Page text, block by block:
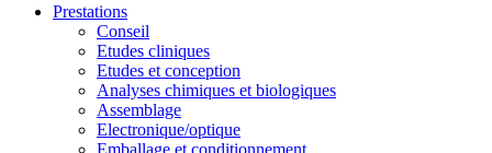
Prestations
Conseil
Etudes cliniques
Etudes et conception
Analyses chimiques et biologiques
Assemblage
Electronique/optique
Emballage et conditionnement